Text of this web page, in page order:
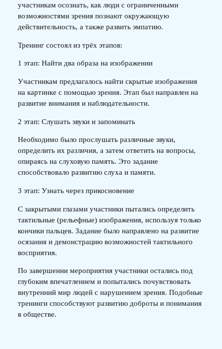
участникам осознать, как люди с ограниченными
возможностями зрения познают окружающую
действительность, а также развить эмпатию.
Тренинг состоял из трёх этапов:
1 этап: Найти два образа на изображении
Участникам предлагалось найти скрытые изображения
на картинке с помощью зрения. Этап был направлен на
развитие внимания и наблюдательности.
2 этап: Слушать звуки и запоминать
Необходимо было прослушать различные звуки,
определить их различия, а затем ответить на вопросы,
опираясь на слуховую память. Это задание
способствовало развитию слуха и памяти.
3 этап: Узнать через прикосновение
С закрытыми глазами участники пытались определить
тактильные (рельефные) изображения, используя только
кончики пальцев. Задание было направлено на развитие
осязания и демонстрацию возможностей тактильного
восприятия.
По завершении мероприятия участники остались под
глубоким впечатлением и попытались почувствовать
внутренний мир людей с нарушением зрения. Подобные
тренинги способствуют развитию доброты и понимания
в обществе.